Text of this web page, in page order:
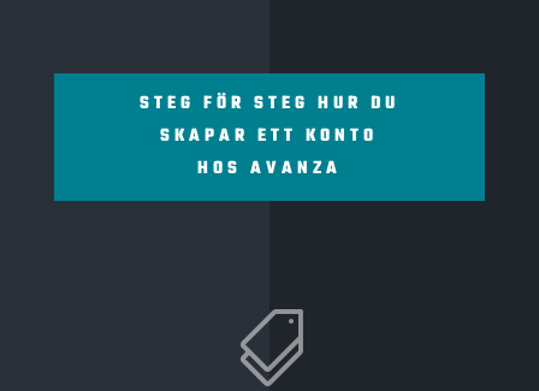
STEG FÖR STEG HUR DU
SKAPAR ETT KONTO
HOS AVANZA
